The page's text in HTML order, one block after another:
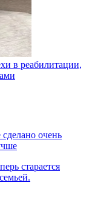
в реабилитации,
очень
старается